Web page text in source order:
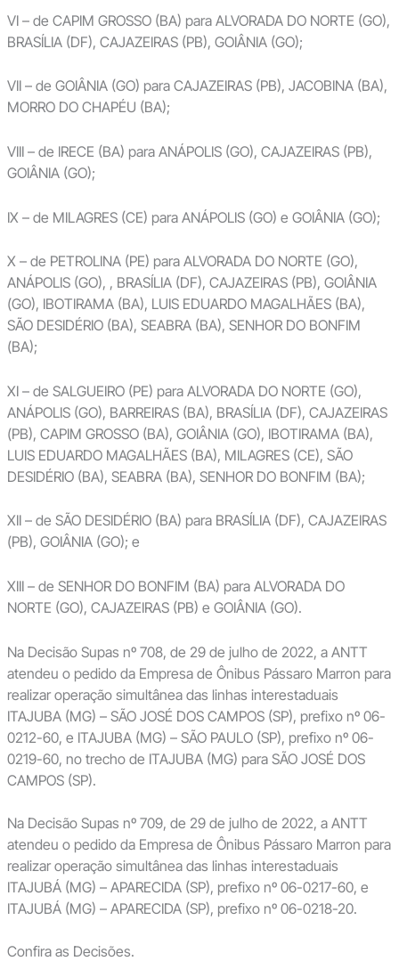
VI – de CAPIM GROSSO (BA) para ALVORADA DO NORTE (GO),
BRASÍLIA (DF), CAJAZEIRAS (PB), GOIÂNIA (GO);
VII – de GOIÂNIA (GO) para CAJAZEIRAS (PB), JACOBINA (BA),
MORRO DO CHAPÉU (BA);
VIII – de IRECE (BA) para ANÁPOLIS (GO), CAJAZEIRAS (PB),
GOIÂNIA (GO);
IX – de MILAGRES (CE) para ANÁPOLIS (GO) e GOIÂNIA (GO);
X – de PETROLINA (PE) para ALVORADA DO NORTE (GO),
ANÁPOLIS (GO), , BRASÍLIA (DF), CAJAZEIRAS (PB), GOIÂNIA
(GO), IBOTIRAMA (BA), LUIS EDUARDO MAGALHÃES (BA),
SÃO DESIDÉRIO (BA), SEABRA (BA), SENHOR DO BONFIM
(BA);
XI – de SALGUEIRO (PE) para ALVORADA DO NORTE (GO),
ANÁPOLIS (GO), BARREIRAS (BA), BRASÍLIA (DF), CAJAZEIRAS
(PB), CAPIM GROSSO (BA), GOIÂNIA (GO), IBOTIRAMA (BA),
LUIS EDUARDO MAGALHÃES (BA), MILAGRES (CE), SÃO
DESIDÉRIO (BA), SEABRA (BA), SENHOR DO BONFIM (BA);
XII – de SÃO DESIDÉRIO (BA) para BRASÍLIA (DF), CAJAZEIRAS
(PB), GOIÂNIA (GO); e
XIII – de SENHOR DO BONFIM (BA) para ALVORADA DO
NORTE (GO), CAJAZEIRAS (PB) e GOIÂNIA (GO).
Na Decisão Supas nº 708, de 29 de julho de 2022, a ANTT
atendeu o pedido da Empresa de Ônibus Pássaro Marron para
realizar operação simultânea das linhas interestaduais
ITAJUBA (MG) – SÃO JOSÉ DOS CAMPOS (SP), prefixo nº 06-
0212-60, e ITAJUBA (MG) – SÃO PAULO (SP), prefixo nº 06-
0219-60, no trecho de ITAJUBA (MG) para SÃO JOSÉ DOS
CAMPOS (SP).
Na Decisão Supas nº 709, de 29 de julho de 2022, a ANTT
atendeu o pedido da Empresa de Ônibus Pássaro Marron para
realizar operação simultânea das linhas interestaduais
ITAJUBÁ (MG) – APARECIDA (SP), prefixo nº 06-0217-60, e
ITAJUBÁ (MG) – APARECIDA (SP), prefixo nº 06-0218-20.
Confira as Decisões.